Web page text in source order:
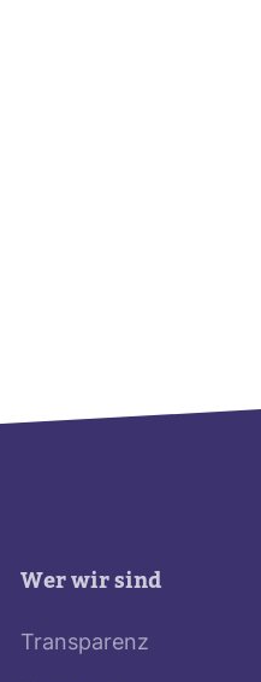
Wer wir sind
Transparenz